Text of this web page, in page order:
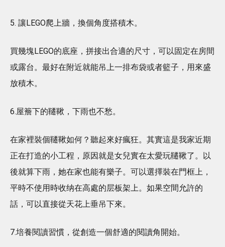
5. 讓LEGO爬上牆，換個角度搭積木。
買幾塊LEGO的底座，拼接出合適的尺寸，可以固定在房間
或露台。最好在附近就能吊上一排布袋或者籃子，用來盛
放積木。
6.屋簷下的韆鞦，下雨也不愁。
在家裡裝個韆鞦如何？聽起來好瘋狂。其實這是我家近期
正在打造的小工程，原因就是女兒實在太愛玩韆鞦了。以
後就算下雨，她在家也能有樂子。可以選擇裝在門框上，
平時不使用時收纳在高處的层板架上。如果空間允許的
話，可以直接從天花上垂吊下來。
7.培養閱讀習慣，從創造一個舒適的閱讀角開始。